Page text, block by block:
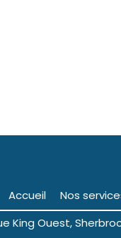
Accueil Nos
King Ouest,